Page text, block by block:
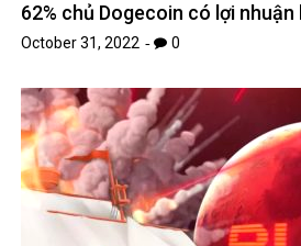
62% chủ Dogecoin có lợi
October 31, 2022 0